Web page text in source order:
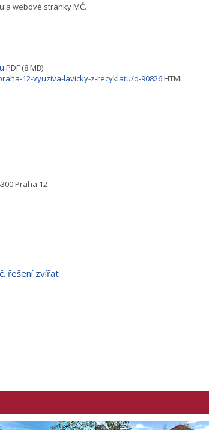
a webové stránky MČ.
PDF (8 MB)
12-vyuziva-lavicky-z-recyklatu/d-90826HTML
Praha 12
řešení zvířat